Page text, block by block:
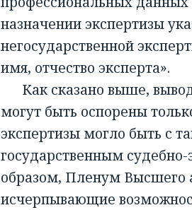
назначении экспертизы
негосударственной
имя, отчество эксперта».
Как сказано выше,
могут быть оспорены
экспертизы могло быть с
государственным
образом, Пленум Высшего
исчерпывающие